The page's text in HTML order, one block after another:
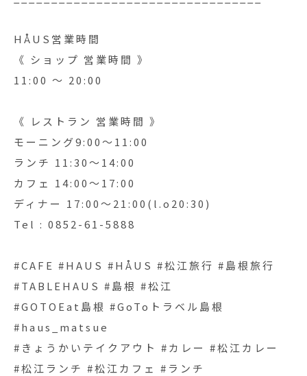
HÅUS営業時間
《 ショップ 営業時間 》
11:00 〜 20:00
《 レストラン 営業時間 》
モーニング9:00〜11:00
ランチ 11:30〜14:00
カフェ 14:00〜17:00
ディナー 17:00〜21:00(l.o20:30)
Tel : 0852-61-5888
#CAFE #HAUS #HÅUS #松江旅行 #島根旅行
#TABLEHAUS #島根 #松江
#GOTOEat島根 #GoToトラベル島根
#haus_matsue
#きょうかいテイクアウト #カレー #松江カレー
#松江ランチ #松江カフェ #ランチ